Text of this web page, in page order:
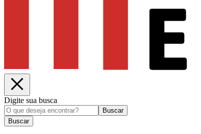
Digite sua busca
Buscar
Buscar